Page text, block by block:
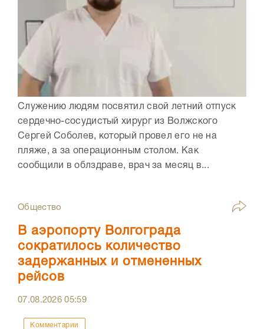
Служению людям посвятил свой летний отпуск
сердечно-сосудистый хирург из Волжского
Сергей Соболев, который провел его не на
пляже, а за операционным столом. Как
сообщили в облздраве, врач за месяц в...
Общество
В аэропорту Волгограда
сократилось количество
задержанных и отмененных
рейсов
07.08.202605:59
Комментарии